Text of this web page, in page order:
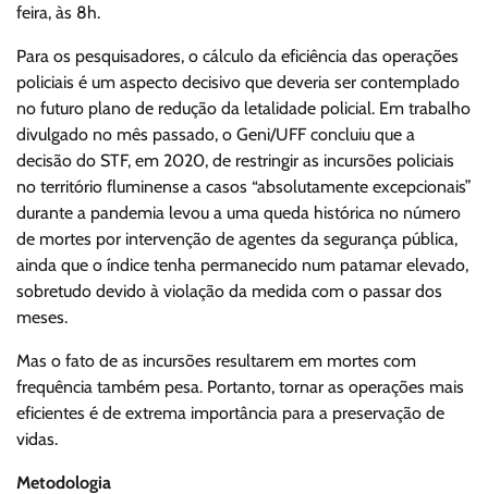
feira, às 8h.
Para os pesquisadores, o cálculo da eficiência das operações
policiais é um aspecto decisivo que deveria ser contemplado
no futuro plano de redução da letalidade policial. Em trabalho
divulgado no mês passado, o Geni/UFF concluiu que a
decisão do STF, em 2020, de restringir as incursões policiais
no território fluminense a casos “absolutamente excepcionais”
durante a pandemia levou a uma queda histórica no número
de mortes por intervenção de agentes da segurança pública,
ainda que o índice tenha permanecido num patamar elevado,
sobretudo devido à violação da medida com o passar dos
meses.
Mas o fato de as incursões resultarem em mortes com
frequência também pesa. Portanto, tornar as operações mais
eficientes é de extrema importância para a preservação de
vidas.
Metodologia